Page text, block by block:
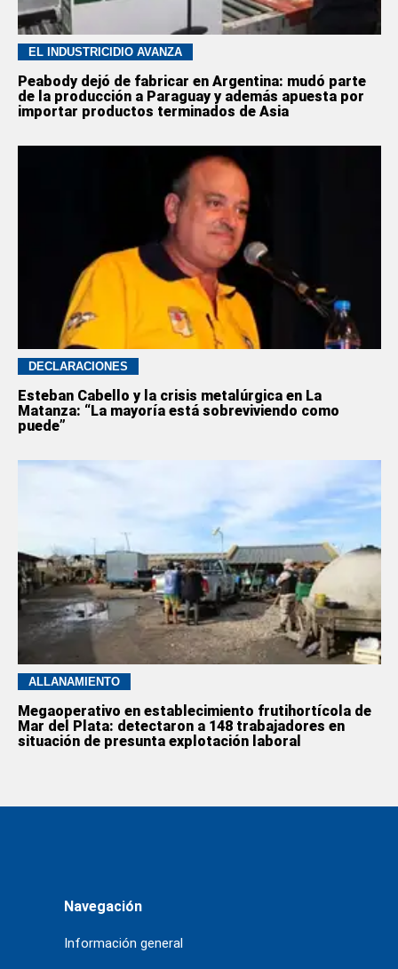
EL INDUSTRICIDIO AVANZA
Peabody dejó de fabricar en Argentina: mudó parte
de la producción a Paraguay y además apuesta por
importar productos terminados de Asia
DECLARACIONES
Esteban Cabello y la crisis metalúrgica en La
Matanza: “La mayoría está sobreviviendo como
puede”
ALLANAMIENTO
Megaoperativo en establecimiento frutihortícola de
Mar del Plata: detectaron a 148 trabajadores en
situación de presunta explotación laboral
Navegación
Información general